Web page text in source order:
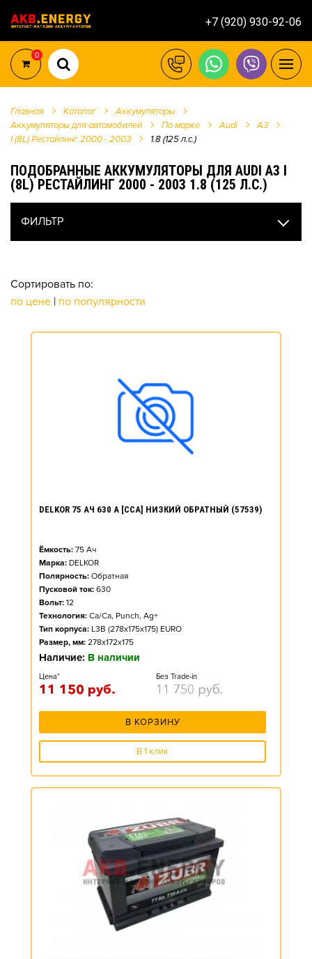
+7 (920) 930-92-06
0
Главная Каталог
Аккумуляторы
Аккумуляторы для автомобилей
По марке Audi
A3
I (8L) Рестайлинг 2000 - 2003
1.8 (125 л.с.)
ПОДОБРАННЫЕ АККУМУЛЯТОРЫ ДЛЯ AUDI A3 I
(8L) РЕСТАЙЛИНГ 2000 - 2003 1.8 (125 Л.С.)
ФИЛЬТР
Сортировать по:
по цене | по популярности
DELKOR 75 АЧ 630 А [CCA] НИЗКИЙ ОБРАТНЫЙ (57539)
Ёмкость: 75 Ач
Марка: DELKOR
Полярность: Обратная
Пусковой ток: 630
Вольт: 12
Технология: Ca/Ca, Punch, Ag+
Тип корпуса: L3B (278x175x175) EURO
Размер, мм: 278x172x175
Наличие: В наличии
Цена*
11 150 руб.
Без Trade-in
11 750 руб.
В КОРЗИНУ
В 1 клик